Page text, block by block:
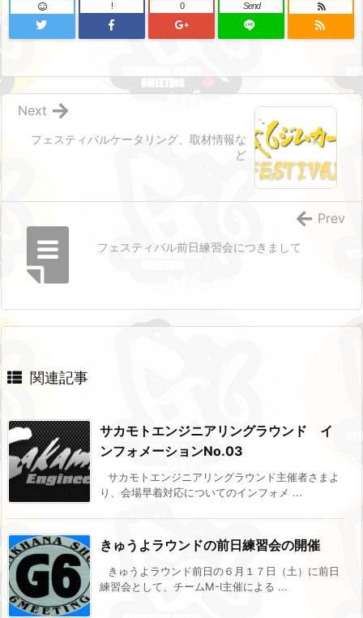
! 0 Send
フェスティバルケータリング、取材情報な
ど
Next
フェスティバル前日練習会につきまして
Prev
関連記事
サカモトエンジニアリングラウンド イ
ンフォメーションNo.03
サカモトエンジニアリングラウンド主催者さまよ
り、会場早着対応についてのインフォメ ...
きゅうよラウンドの前日練習会の開催
きゅうよラウンド前日の６月１７日（土）に前日
練習会として、チームM-I主催による ...